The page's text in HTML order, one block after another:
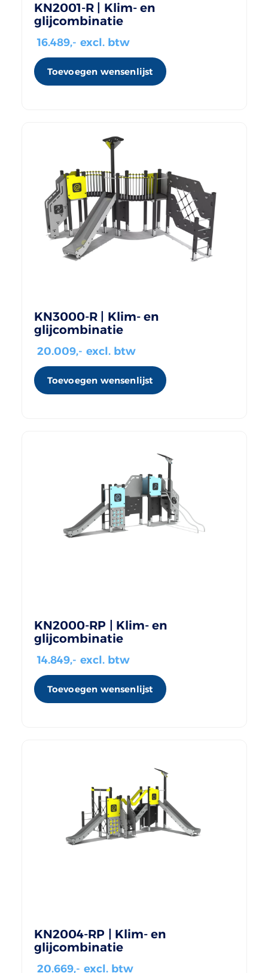
KN2001-R | Klim- en
glijcombinatie
16.489,- excl. btw
Toevoegen wensenlijst
KN3000-R | Klim- en
glijcombinatie
20.009,- excl. btw
Toevoegen wensenlijst
KN2000-RP | Klim- en
glijcombinatie
14.849,- excl. btw
Toevoegen wensenlijst
KN2004-RP | Klim- en
glijcombinatie
20.669,- excl. btw